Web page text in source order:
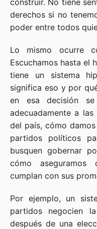
construir. No tiene
derechos si no
poder entre todos
Lo mismo ocurre
Escuchamos hasta el
tiene un sistema
significa eso y por
en esa decisión se
adecuadamente a
del país, cómo
partidos políticos
busquen gobernar
cómo aseguramos
cumplan con sus
Por ejemplo, un
partidos negocien
después de una